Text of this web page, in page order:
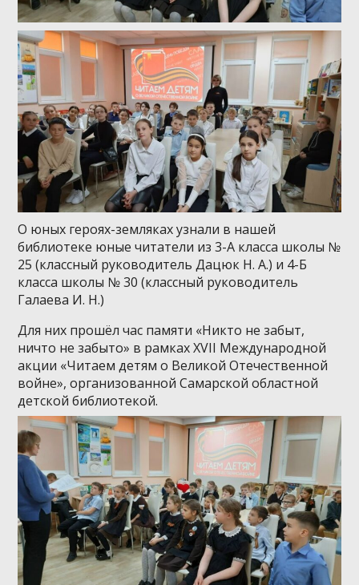
О юных героях-земляках узнали в нашей
библиотеке юные читатели из 3-А класса школы №
25 (классный руководитель Дацюк Н. А.) и 4-Б
класса школы № 30 (классный руководитель
Галаева И. Н.)
Для них прошёл час памяти «Никто не забыт,
ничто не забыто» в рамках XVII Международной
акции «Читаем детям о Великой Отечественной
войне», организованной Самарской областной
детской библиотекой.